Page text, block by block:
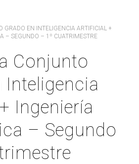
GRADO EN INTELIGENCIA ARTIFICIAL +
– SEGUNDO – 1º CUATRIMESTRE
Conjunto
Inteligencia
Ingeniería
– Segundo